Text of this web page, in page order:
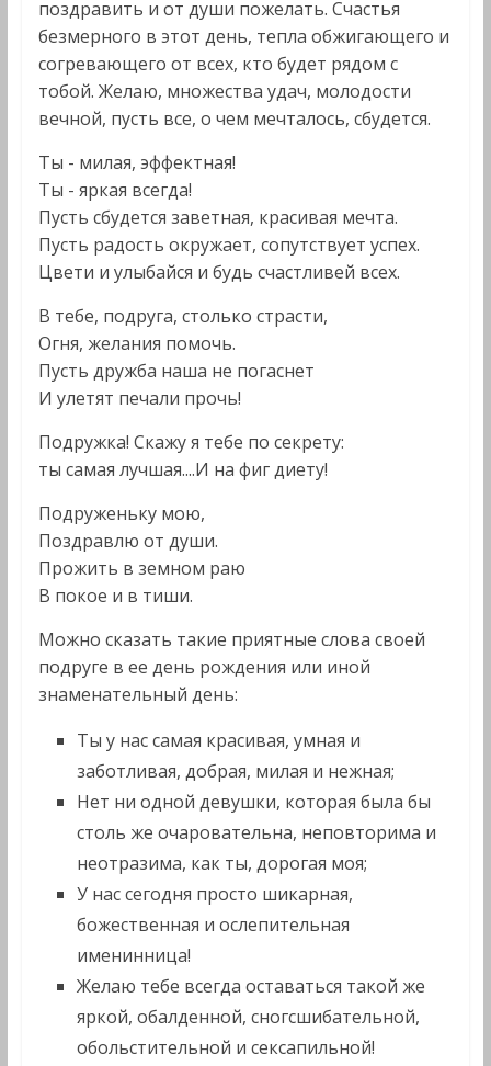
поздравить и от души пожелать. Счастья
безмерного в этот день, тепла обжигающего и
согревающего от всех, кто будет рядом с
тобой. Желаю, множества удач, молодости
вечной, пусть все, о чем мечталось, сбудется.
Ты - милая, эффектная!
Ты - яркая всегда!
Пусть сбудется заветная, красивая мечта.
Пусть радость окружает, сопутствует успех.
Цвети и улыбайся и будь счастливей всех.
В тебе, подруга, столько страсти,
Огня, желания помочь.
Пусть дружба наша не погаснет
И улетят печали прочь!
Подружка! Скажу я тебе по секрету:
ты самая лучшая....И на фиг диету!
Подруженьку мою,
Поздравлю от души.
Прожить в земном раю
В покое и в тиши.
Можно сказать такие приятные слова своей
подруге в ее день рождения или иной
знаменательный день:
Ты у нас самая красивая, умная и
заботливая, добрая, милая и нежная;
Нет ни одной девушки, которая была бы
столь же очаровательна, неповторима и
неотразима, как ты, дорогая моя;
У нас сегодня просто шикарная,
божественная и ослепительная
именинница!
Желаю тебе всегда оставаться такой же
яркой, обалденной, сногсшибательной,
обольстительной и сексапильной!